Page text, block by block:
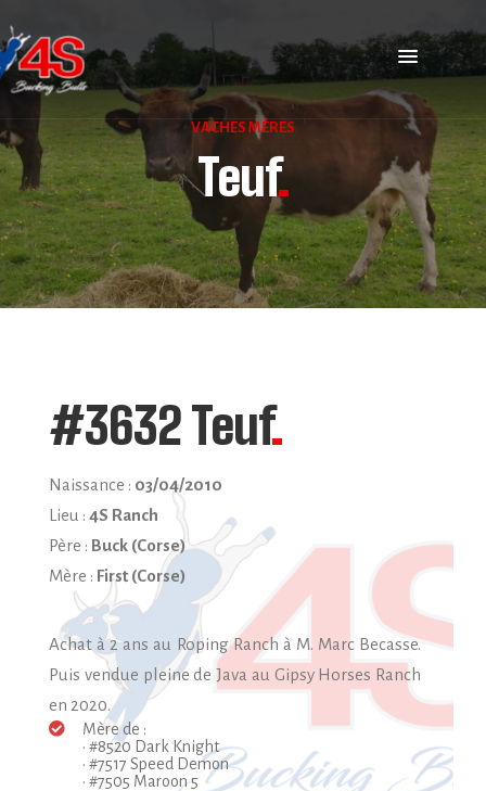
VACHES MÈRES
Teuf.
#3632 Teuf.
Naissance : 03/04/2010
Lieu : 4S Ranch
Père : Buck (Corse)
Mère : First (Corse)
Achat à 2 ans au Roping Ranch à M. Marc Becasse.
Puis vendue pleine de Java au Gipsy Horses Ranch
en 2020.
Mère de :
• #8520 Dark Knight
• #7517 Speed Demon
• #7505 Maroon 5